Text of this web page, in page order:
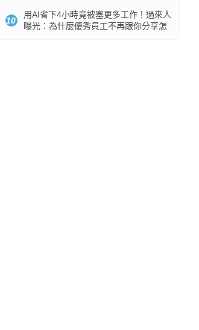
10
用AI省下4小時竟被塞更多工作！過來人
曝光：為什麼優秀員工不再跟你分享怎